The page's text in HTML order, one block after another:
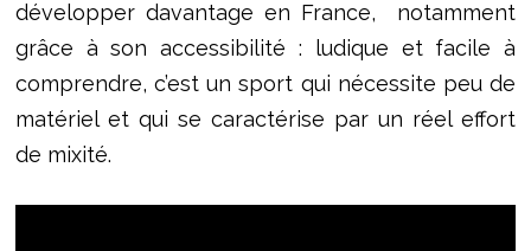
développer davantage en France, notamment
grâce à son accessibilité : ludique et facile à
comprendre, c’est un sport qui nécessite peu de
matériel et qui se caractérise par un réel effort
de mixité.